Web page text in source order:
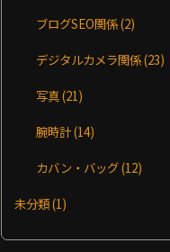
ブログSEO関係(2)
デジタルカメラ関係(23)
写真(21)
腕時計(14)
カバン・バッグ(12)
未分類(1)